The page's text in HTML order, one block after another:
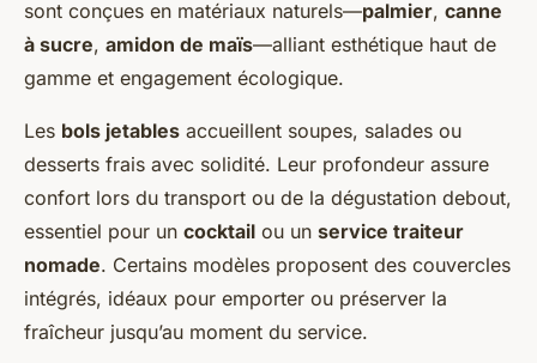
sont conçues en matériaux naturels—palmier, canne
à sucre, amidon de maïs—alliant esthétique haut de
gamme et engagement écologique.
Les bols jetables accueillent soupes, salades ou
desserts frais avec solidité. Leur profondeur assure
confort lors du transport ou de la dégustation debout,
essentiel pour un cocktail ou un service traiteur
nomade. Certains modèles proposent des couvercles
intégrés, idéaux pour emporter ou préserver la
fraîcheur jusqu’au moment du service.